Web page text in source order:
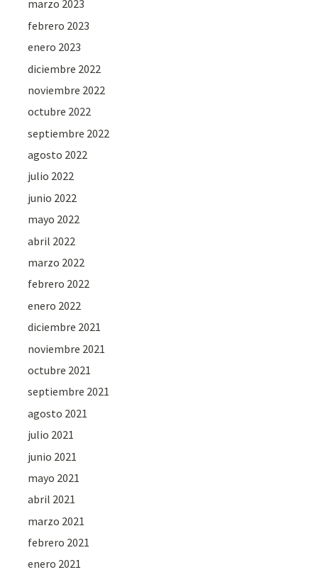
marzo 2023
febrero 2023
enero 2023
diciembre 2022
noviembre 2022
octubre 2022
septiembre 2022
agosto 2022
julio 2022
junio 2022
mayo 2022
abril 2022
marzo 2022
febrero 2022
enero 2022
diciembre 2021
noviembre 2021
octubre 2021
septiembre 2021
agosto 2021
julio 2021
junio 2021
mayo 2021
abril 2021
marzo 2021
febrero 2021
enero 2021